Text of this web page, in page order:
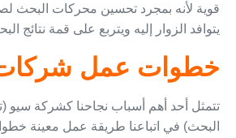
قوية لأنه بمجرد تحسين محركات البحث
يتوافد الزوار إليه ويتربع على قمة نتائج
خطوات عمل
تتمثل أحد أهم أسباب نجاحنا كشركة
البحث) في اتباعنا طريقة عمل معينة